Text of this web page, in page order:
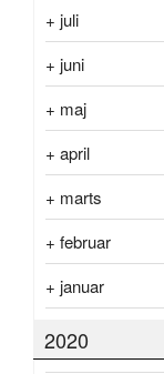
+ juli
+ juni
+ maj
+ april
+ marts
+ februar
+ januar
2020